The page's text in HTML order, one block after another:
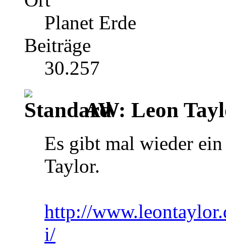
Planet Erde
Beiträge
30.257
AW: Leon
Es gibt mal wieder
Taylor.
http://
i/